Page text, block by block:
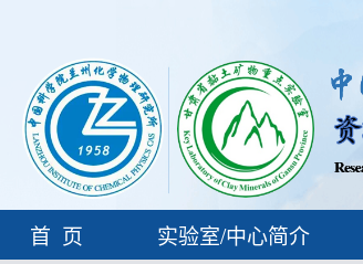
首页 实验室/中心简介